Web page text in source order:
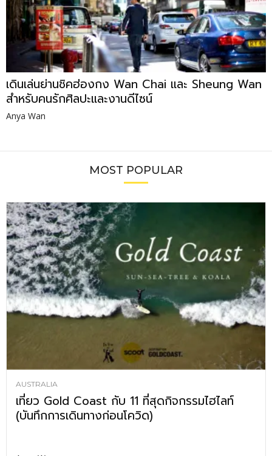
เดินเล่นย่านชิคฮ่องกง Wan Chai และ Sheung Wan
สำหรับคนรักศิลปะและงานดีไซน์
Anya Wan
MOST POPULAR
AUSTRALIA
เที่ยว Gold Coast กับ 11 ที่สุดกิจกรรมไฮไลท์
(บันทึกการเดินทางก่อนโควิด)